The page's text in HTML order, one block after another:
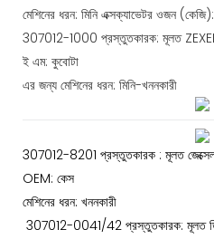
মেশিনের ধরন: মিনি এক্সক্যাভেটর ওজন
307012-1000 প্রস্তুতকারক: মূলত
ই এম: কুবোটা
এর জন্য মেশিনের ধরন: মিনি-খননকারী
307012-8201 প্রস্তুতকারক : মূলত জেক্সেল
OEM: কেস
মেশিনের ধরন: খননকারী
307012-0041/42 প্রস্তুতকারক: মূলত